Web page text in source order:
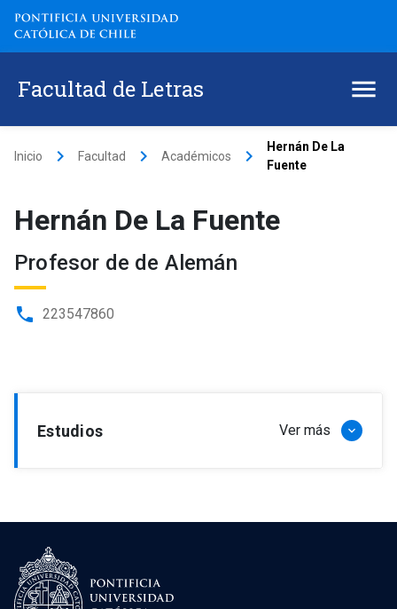
Facultad de Letras
Inicio keyboard_arrow_right Facultad keyboard_arrow_right Académicos keyboard_arrow_right
Hernán De La
Fuente
Hernán De La Fuente
Profesor de de Alemán
phone 223547860
Estudios Ver más keyboard_arrow_down